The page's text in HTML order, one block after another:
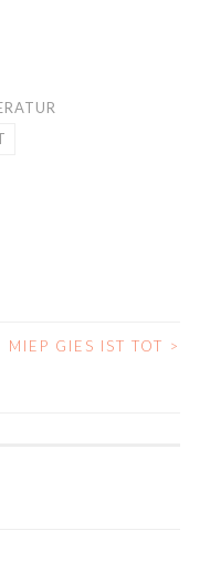
MIEP GIES IST TOT >